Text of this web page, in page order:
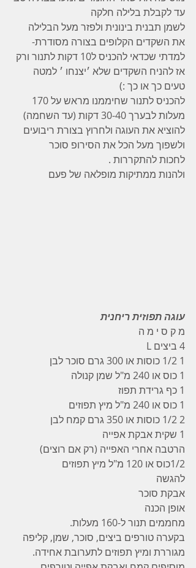
עד לקבלת בלילה חלקה
לשמן תבנית בינונית ולפזר מעל הבלילה
את השקדים הקלופים בצורה מסודרת-
למדתי שכדאי להכניס ל10 דקות לתנור ורק
אז להניח השקדים שלא ׳יצנחו ׳ למטה
טעים כך או כך :)
מעלות לבערך 30-40 דקות (עד השחמה)
להוציא את העוגה ולחרוץ בצורת ריבועים
ולשפוך מעל הכל את הסירופ סוכר
לחכות להתקררות .
ולהנות ממתיקות מופלאה של פעם
עוגה תפוזית ריחנית
מ ק ס י מ ה
4 ביצים L
1 1/2 כוסות או 300 גרם סוכר לבן
1 כוס או 240 מ"ל שמן קנולה
1 כף גרידת תפוז
1 כוס או 240 מ"ל מיץ תפוזים
2 1/2 כוסות או 350 גרם קמח לבן
1 שקית אבקת אפייה
הרטבה אחרי האפייה (רק אם רוצים)
1/2כוס או 120 מ"ל מיץ תפוזים
להגשה
אבקת סוכר
אופן הכנה
מחממים תנור ל-160 מעלות.
בקערה טורפים ביצים, סוכר, שמן, קליפה
מגוררת ומיץ תפוזים לתערובת אחידה.